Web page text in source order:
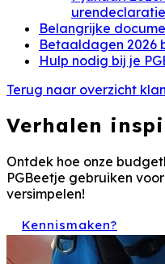
Belangrijke
Betaaldagen 2026
Hulp nodig bij je
Terug naar overzicht
Verhalen
Ontdek hoe onze
PGBeetje gebruiken
versimpelen!
Kennismaken?